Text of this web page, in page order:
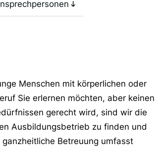
Menschen mit körperlichen oder
Sie erlernen möchten, aber keinen
gerecht wird, sind wir die
Ausbildungsbetrieb zu finden und
Betreuung umfasst